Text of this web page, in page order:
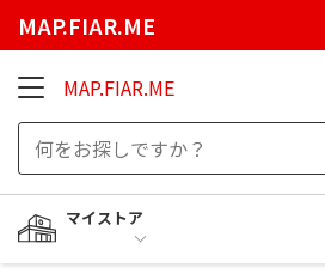
MAP.FIAR.ME
MAP.FIAR.ME
マイストア